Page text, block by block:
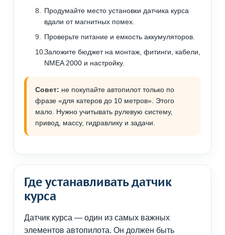
Продумайте место установки датчика курса
вдали от магнитных помех.
Проверьте питание и емкость аккумуляторов.
Заложите бюджет на монтаж, фитинги, кабели,
NMEA 2000 и настройку.
Совет: не покупайте автопилот только по
фразе «для катеров до 10 метров». Этого
мало. Нужно учитывать рулевую систему,
привод, массу, гидравлику и задачи.
Где устанавливать датчик
курса
Датчик курса — один из самых важных
элементов автопилота. Он должен быть